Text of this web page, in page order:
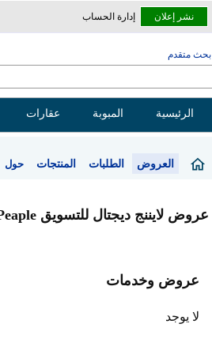
نشر إعلان إدارة الحساب
بحث متقدم
الرئيسية المبوبة عقارات
العروض الطلبات المنتجات حول
عروض لايننج ديجتال للتسويق Professional Peaple
عروض وخدمات
لا يوجد